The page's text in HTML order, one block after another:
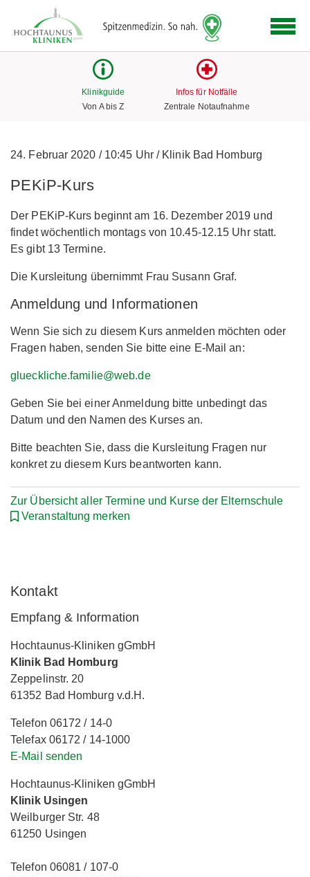
Link
zur
Klinikguide
Von A bis Z
Infos für Notfälle
Zentrale Notaufnahme
24. Februar 2020 /10:45 Uhr /Klinik Bad Homburg
PEKiP-Kurs
Der PEKiP-Kurs beginnt am 16. Dezember 2019 und
findet wöchentlich montags von 10.45-12.15 Uhr statt.
Es gibt 13 Termine.
Die Kursleitung übernimmt Frau Susann Graf.
Anmeldung und Informationen
Wenn Sie sich zu diesem Kurs anmelden möchten oder
Fragen haben, senden Sie bitte eine E-Mail an:
glueckliche.familie@web.de
Geben Sie bei einer Anmeldung bitte unbedingt das
Datum und den Namen des Kurses an.
Bitte beachten Sie, dass die Kursleitung Fragen nur
konkret zu diesem Kurs beantworten kann.
Zur Übersicht aller Termine und Kurse der Elternschule
Veranstaltung merken
Kontakt
Empfang & Information
Hochtaunus-Kliniken gGmbH
Klinik Bad Homburg
Zeppelinstr. 20
61352 Bad Homburg v.d.H.
Telefon 06172 / 14-0
Telefax 06172 / 14-1000
E-Mail senden
Hochtaunus-Kliniken gGmbH
Klinik Usingen
Weilburger Str. 48
61250 Usingen
Telefon 06081 / 107-0